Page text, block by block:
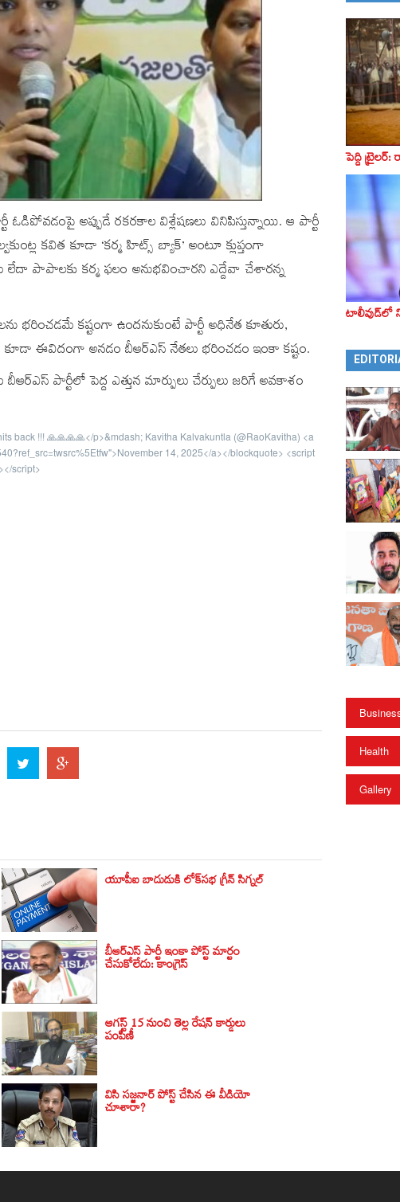
అప్పుడే రకరకాల విశ్లేషణలు వినిపిస్తున్నాయి. ఆ పార్టీ
కవిత కూడా ‘కర్మ హిట్స్ బ్యాక్’ అంటూ క్లుప్తంగా
లేదా పాపాలకు కర్మ ఫలం అనుభవించారని ఎద్దేవా చేశారన్న
భరించడమే కష్టంగా ఉందనుకుంటే పార్టీ అధినేత కూతురు,
కూడా ఈవిదంగా అనడం బీఆర్ఎస్‌ నేతలు భరించడం ఇంకా కష్టం.
పార్టీలో పెద్ద ఎత్తున మార్పులు చేర్పులు జరిగే అవకాశం
back !!! 🙏🙏🙏🙏</p>&mdash; Kavitha Kalvakuntla (@RaoKavitha) <a
14, 2025</a></blockquote> <script
script>
యూపీఐ బాదుడుకి లోక్‌సభ గ్రీన్ సిగ్నల్‌
బీఆర్ఎస్‌ పార్టీ ఇంకా పోస్ట్ మార్టం
చేసుకోలేదు: కాంగ్రెస్‌
ఆగస్ట్ 15 నుంచి తెల్ల రేషన్ కార్డులు
పంపిణీ
విసి సజ్జనార్‌ పోస్ట్ చేసిన ఈ వీడియో
చూశారా?
పెద్ది
టాలీవుడ్‌లో
Health
Gallery